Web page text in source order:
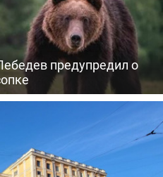
предупредил о